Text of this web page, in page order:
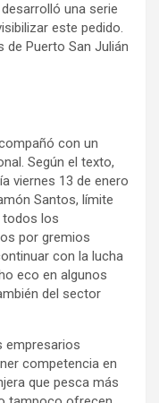
una serie
este pedido.
de Puerto San Julián
con un
Según el texto,
viernes 13 de enero
Santos, límite
todos los
por gremios
con la lucha
eco en algunos
del sector
empresarios
competencia en
que pesca más